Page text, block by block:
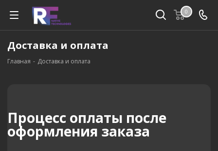
0
Доставка и оплата
Главная - Доставка и оплата
Процесс оплаты после
оформления заказа